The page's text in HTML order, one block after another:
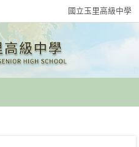
國立玉里高級中學